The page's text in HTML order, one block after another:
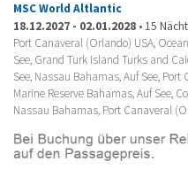
MSC World Altlantic
18.12.2027 - 02.01.2028 • 15
Port Canaveral (Orlando) USA,
See, Grand Turk Island Turks and
See, Nassau Bahamas, Auf See,
Marine Reserve Bahamas, Auf See,
Nassau Bahamas, Port Canaveral